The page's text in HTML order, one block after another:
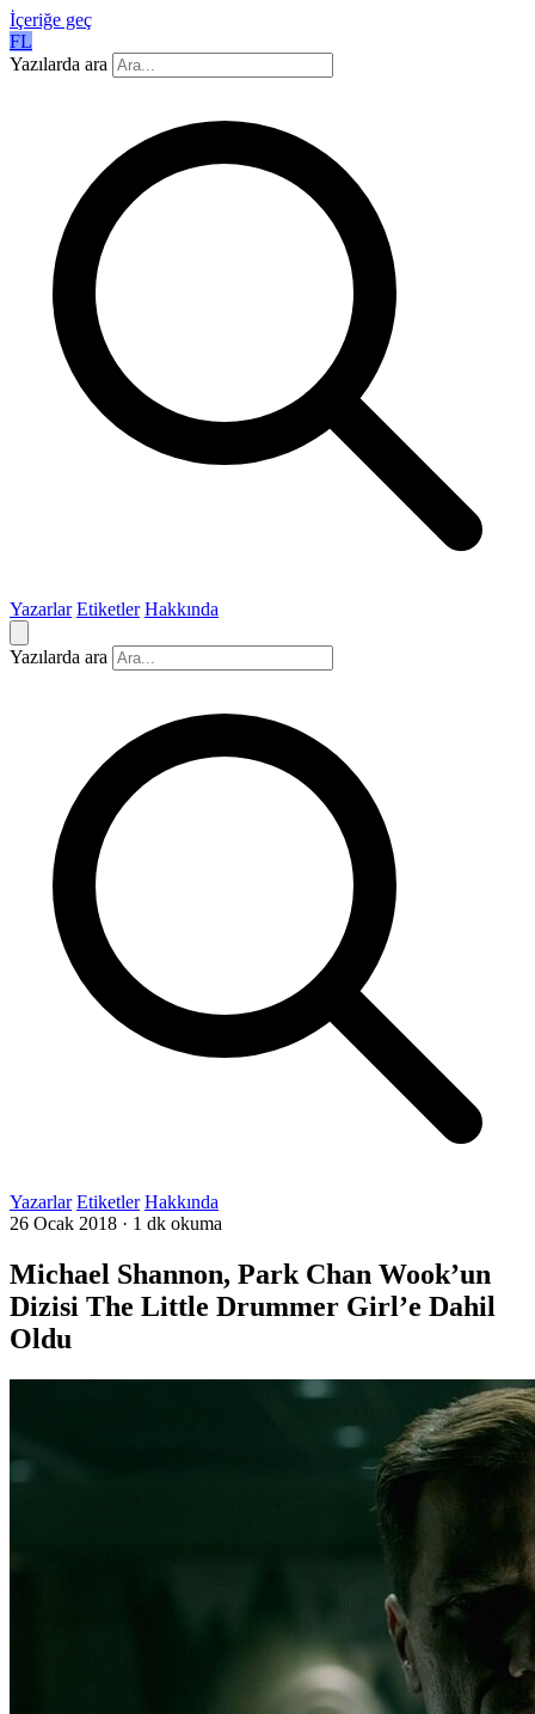
İçeriğe geç
FL
Yazılarda ara
Yazarlar Etiketler Hakkında
Yazılarda ara
Yazarlar Etiketler Hakkında
26 Ocak 2018 · 1 dk okuma
Michael Shannon, Park Chan Wook’un
Dizisi The Little Drummer Girl’e Dahil
Oldu